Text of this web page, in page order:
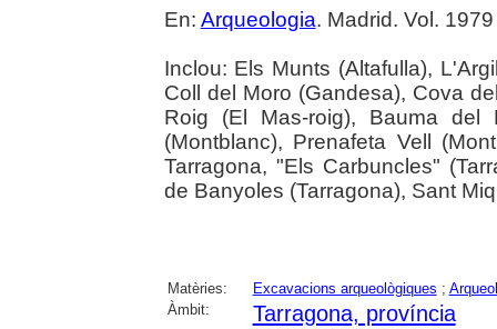
En: Arqueologia. Madrid. Vol.
Inclou: Els Munts (Altafulla),
Coll del Moro (Gandesa), Cova
Roig (El Mas-roig), Bauma
(Montblanc), Prenafeta Vell
Tarragona, "Els Carbuncles"
de Banyoles (Tarragona), Sant
Matèries: Excavacions arqueològiques ;
Àmbit:
Tarragona, província